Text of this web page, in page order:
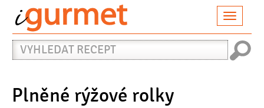
Vyhledat
recept
Plněné rýžové rolky